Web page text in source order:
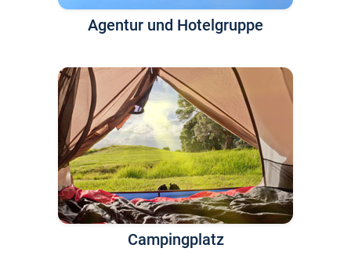
Agentur und Hotelgruppe
Campingplatz